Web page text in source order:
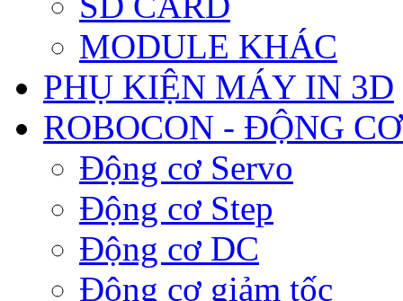
MODULE KHÁC
PHỤ KIỆN MÁY IN 3D
ROBOCON - ĐỘNG
Động cơ Servo
Động cơ Step
Động cơ DC
Động cơ giảm tốc